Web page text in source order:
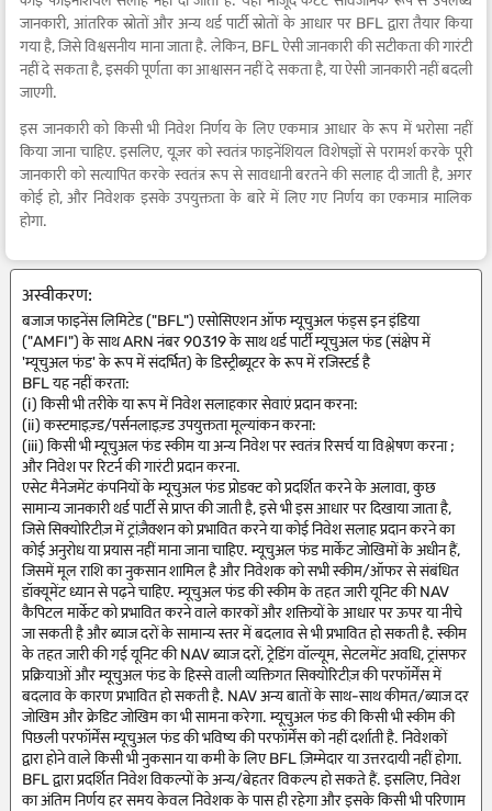
जानकारी, आंतरिक स्रोतों और अन्य थर्ड पार्टी स्रोतों के आधार पर BFL द्वारा तैयार किया
गया है, जिसे विश्वसनीय माना जाता है. लेकिन, BFL ऐसी जानकारी की सटीकता की गारंटी
नहीं दे सकता है, इसकी पूर्णता का आश्वासन नहीं दे सकता है, या ऐसी जानकारी नहीं बदली
जाएगी.
इस जानकारी को किसी भी निवेश निर्णय के लिए एकमात्र आधार के रूप में भरोसा नहीं
किया जाना चाहिए. इसलिए, यूज़र को स्वतंत्र फाइनेंशियल विशेषज्ञों से परामर्श करके पूरी
जानकारी को सत्यापित करके स्वतंत्र रूप से सावधानी बरतने की सलाह दी जाती है, अगर
कोई हो, और निवेशक इसके उपयुक्तता के बारे में लिए गए निर्णय का एकमात्र मालिक
होगा.
अस्वीकरण:
बजाज फाइनेंस लिमिटेड ("BFL") एसोसिएशन ऑफ म्यूचुअल फंड्स इन इंडिया
("AMFI") के साथ ARN नंबर 90319 के साथ थर्ड पार्टी म्यूचुअल फंड (संक्षेप में
'म्यूचुअल फंड' के रूप में संदर्भित) के डिस्ट्रीब्यूटर के रूप में रजिस्टर्ड है
BFL यह नहीं करता:
(i) किसी भी तरीके या रूप में निवेश सलाहकार सेवाएं प्रदान करना:
(ii) कस्टमाइज़्ड/पर्सनलाइज़्ड उपयुक्तता मूल्यांकन करना:
(iii) किसी भी म्यूचुअल फंड स्कीम या अन्य निवेश पर स्वतंत्र रिसर्च या विश्लेषण करना ;
और निवेश पर रिटर्न की गारंटी प्रदान करना.
एसेट मैनेजमेंट कंपनियों के म्यूचुअल फंड प्रोडक्ट को प्रदर्शित करने के अलावा, कुछ
सामान्य जानकारी थर्ड पार्टी से प्राप्त की जाती है, इसे भी इस आधार पर दिखाया जाता है,
जिसे सिक्योरिटीज़ में ट्रांज़ैक्शन को प्रभावित करने या कोई निवेश सलाह प्रदान करने का
कोई अनुरोध या प्रयास नहीं माना जाना चाहिए. म्यूचुअल फंड मार्केट जोखिमों के अधीन हैं,
जिसमें मूल राशि का नुकसान शामिल है और निवेशक को सभी स्कीम/ऑफर से संबंधित
डॉक्यूमेंट ध्यान से पढ़ने चाहिए. म्यूचुअल फंड की स्कीम के तहत जारी यूनिट की NAV
कैपिटल मार्केट को प्रभावित करने वाले कारकों और शक्तियों के आधार पर ऊपर या नीचे
जा सकती है और ब्याज दरों के सामान्य स्तर में बदलाव से भी प्रभावित हो सकती है. स्कीम
के तहत जारी की गई यूनिट की NAV ब्याज दरों, ट्रेडिंग वॉल्यूम, सेटलमेंट अवधि, ट्रांसफर
प्रक्रियाओं और म्यूचुअल फंड के हिस्से वाली व्यक्तिगत सिक्योरिटीज़ की परफॉर्मेंस में
बदलाव के कारण प्रभावित हो सकती है. NAV अन्य बातों के साथ-साथ कीमत/ब्याज दर
जोखिम और क्रेडिट जोखिम का भी सामना करेगा. म्यूचुअल फंड की किसी भी स्कीम की
पिछली परफॉर्मेंस म्यूचुअल फंड की भविष्य की परफॉर्मेंस को नहीं दर्शाती है. निवेशकों
द्वारा होने वाले किसी भी नुकसान या कमी के लिए BFL ज़िम्मेदार या उत्तरदायी नहीं होगा.
BFL द्वारा प्रदर्शित निवेश विकल्पों के अन्य/बेहतर विकल्प हो सकते हैं. इसलिए, निवेश
का अंतिम निर्णय हर समय केवल निवेशक के पास ही रहेगा और इसके किसी भी परिणाम